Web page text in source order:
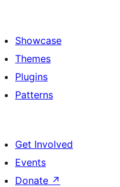
Showcase
Themes
Plugins
Patterns
Get Involved
Events
Donate ↗